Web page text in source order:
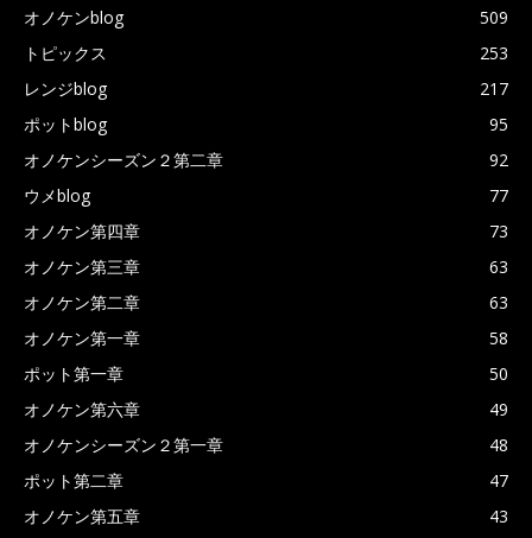
オノケンblog
509
トピックス
253
レンジblog
217
ポットblog
95
オノケンシーズン２第二章
92
ウメblog
77
オノケン第四章
73
オノケン第三章
63
オノケン第二章
63
オノケン第一章
58
ポット第一章
50
オノケン第六章
49
オノケンシーズン２第一章
48
ポット第二章
47
オノケン第五章
43